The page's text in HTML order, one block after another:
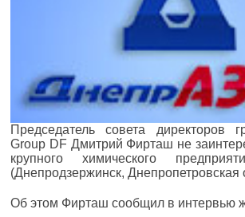
Председатель совета директоров
Group DF Дмитрий Фирташ не
крупного химического
(Днепродзержинск, Днепропетровская
Об этом Фирташ сообщил в интервью